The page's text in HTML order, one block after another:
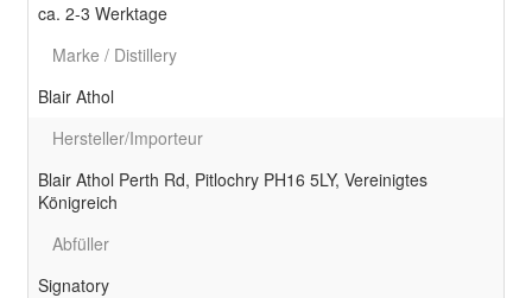
ca. 2-3 Werktage
Marke / Distillery
Blair Athol
Hersteller/Importeur
Blair Athol Perth Rd, Pitlochry PH16 5LY, Vereinigtes
Königreich
Abfüller
Signatory